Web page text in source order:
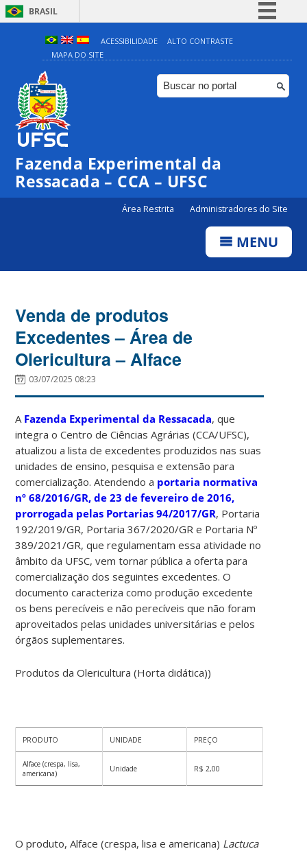
BRASIL
Simplifique!
Comunica BR
Participe
ACESSIBILIDADE
ALTO CONTRASTE
MAPA DO SITE
Fazenda Experimental da
Ressacada – CCA – UFSC
Área Restrita Administradores do Site
MENU
Venda de produtos
Excedentes – Área de
Olericultura – Alface
03/07/2025 08:23
A Fazenda Experimental da Ressacada, que
integra o Centro de Ciências Agrárias (CCA/UFSC),
atualizou a lista de excedentes produzidos nas suas
unidades de ensino, pesquisa e extensão para
comercialização. Atendendo a portaria normativa
nº 68/2016/GR, de 23 de fevereiro de 2016,
prorrogada pelas Portarias 94/2017/GR, Portaria
192/2019/GR, Portaria 367/2020/GR e Portaria Nº
389/2021/GR, que regulamentam essa atividade no
âmbito da UFSC, vem tornar pública a oferta para
comercialização dos seguintes excedentes. O
documento caracteriza como produção excedente
os bens perecíveis e não perecíveis que não foram
aproveitados pelas unidades universitárias e pelos
órgãos suplementares.
Produtos da Olericultura (Horta didática))
PRODUTO UNIDADE PREÇO
Alface (crespa, lisa,
americana)
Unidade R$ 2,00
O produto, Alface (crespa, lisa e americana) Lactuca